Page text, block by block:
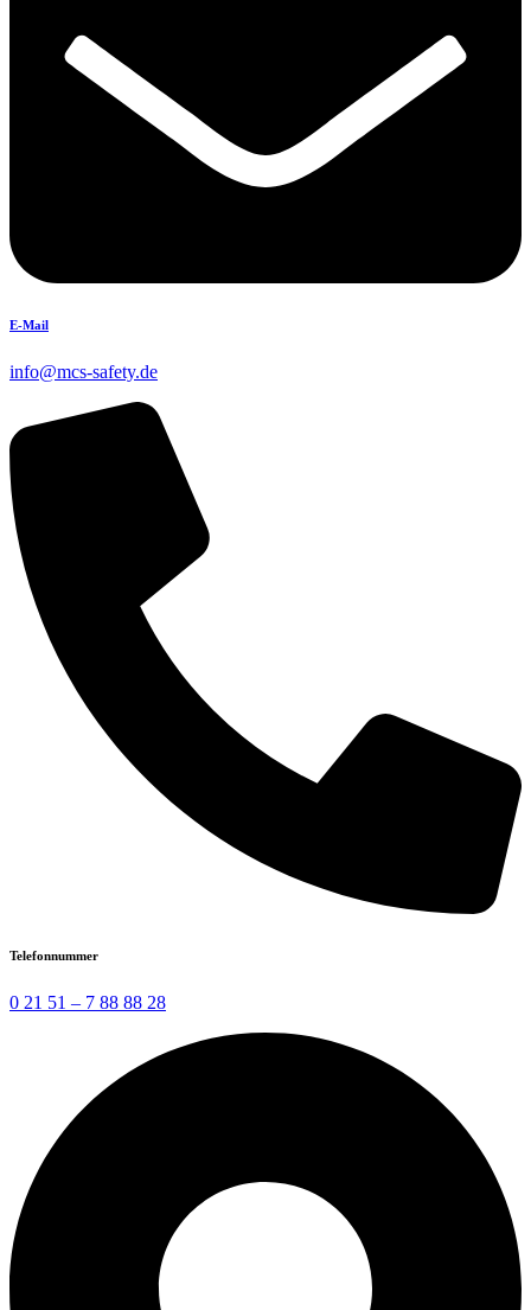
E-Mail
info@mcs-safety.de
Telefonnummer
0 21 51 – 7 88 88 28